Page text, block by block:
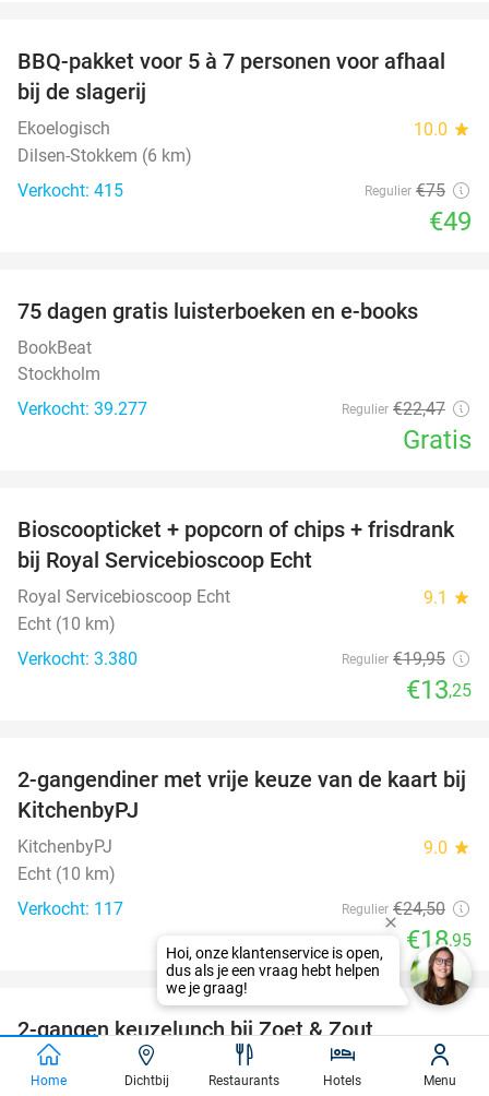
35%
BBQ-pakket voor 5 à 7 personen voor afhaal
bij de slagerij
Ekoelogisch 10.0 star
Dilsen-Stokkem (6 km)
Verkocht: 415
Regulier €75
€49
75 dagen gratis luisterboeken en e-books
BookBeat
Stockholm
Verkocht: 39.277
Regulier €22,47
Gratis
34%
Bioscoopticket + popcorn of chips + frisdrank
bij Royal Servicebioscoop Echt
Royal Servicebioscoop Echt 9.1 star
Echt (10 km)
Verkocht: 3.380
Regulier €19,95
€13,25
23%
2-gangendiner met vrije keuze van de kaart bij
KitchenbyPJ
KitchenbyPJ 9.0 star
Echt (10 km)
Verkocht: 117
Regulier €24,50
€18,95
48%
favorite_border
2-gangen keuzelunch bij Zoet & Zout
Hoensbroek
Home Dichtbij Restaurants Hotels Menu